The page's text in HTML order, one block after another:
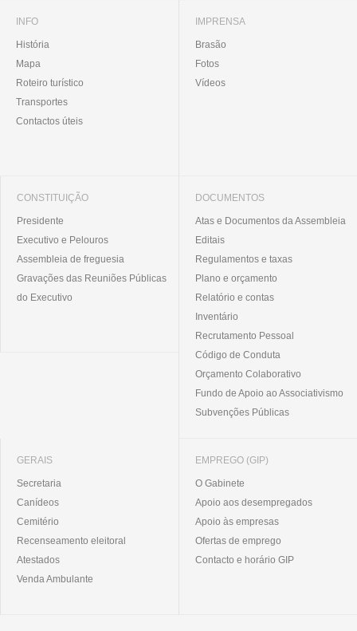
INFO
História
Mapa
Roteiro turístico
Transportes
Contactos úteis
IMPRENSA
Brasão
Fotos
Vídeos
CONSTITUIÇÃO
Presidente
Executivo e Pelouros
Assembleia de freguesia
Gravações das Reuniões Públicas
do Executivo
DOCUMENTOS
Atas e Documentos da Assembleia
Editais
Regulamentos e taxas
Plano e orçamento
Relatório e contas
Inventário
Recrutamento Pessoal
Código de Conduta
Orçamento Colaborativo
Fundo de Apoio ao Associativismo
Subvenções Públicas
GERAIS
Secretaria
Canídeos
Cemitério
Recenseamento eleitoral
Atestados
Venda Ambulante
EMPREGO (GIP)
O Gabinete
Apoio aos desempregados
Apoio às empresas
Ofertas de emprego
Contacto e horário GIP